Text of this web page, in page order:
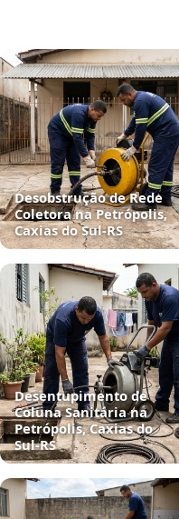
Desobstrução de Rede
Coletora na Petrópolis,
Caxias do Sul‑RS
Desentupimento de
Coluna Sanitária na
Petrópolis, Caxias do
Sul‑RS